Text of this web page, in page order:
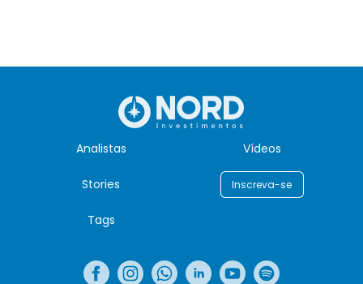
Analistas Vídeos
Stories Inscreva-se
Tags